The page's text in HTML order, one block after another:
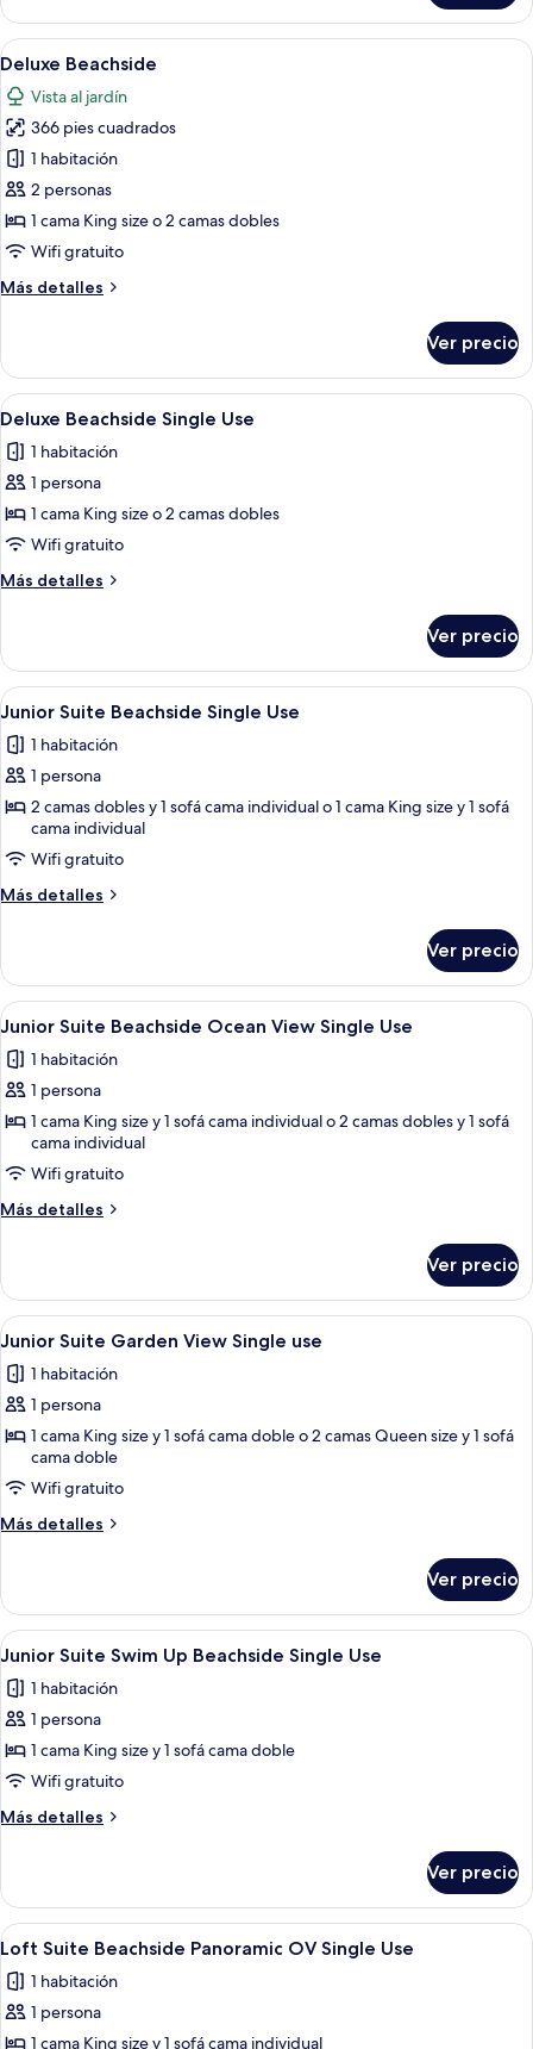
Suite
Beachside
Panoramic
Abrir
todas
las
fotos
de
Deluxe
Beachside
Habitación de hotel con dos camas,
5
Deluxe Beachside
Vista al jardín
366 pies cuadrados
1 habitación
2 personas
1 cama King size o 2 camas dobles
Wifi gratuito
Más detalles
Más
Beachside
Ver precio
Abrir
todas
las
fotos
de
Deluxe
Beachside
Single
Habitación de hotel con dos camas,
5
Deluxe Beachside Single Use
1 habitación
1 persona
1 cama King size o 2 camas dobles
Wifi gratuito
Más detalles
Más
Beachside
Single
Use
Ver precio
Abrir
todas
las
fotos
de
Junior
Suite
Beachside
Habitación de hotel moderna con
5
Junior Suite Beachside Single Use
1 habitación
1 persona
2 camas dobles y 1 sofá cama individual o 1 cama King size y 1 sofá
cama individual
Wifi gratuito
Más detalles
Más
Suite
Beachside
Single
Ver precio
Abrir
todas
las
fotos
de
Junior
Suite
Beachside
Single
Use
Una habitación de hotel con sofá,
6
Junior Suite Beachside Ocean View Single Use
1 habitación
1 persona
1 cama King size y 1 sofá cama individual o 2 camas dobles y 1 sofá
cama individual
Wifi gratuito
Más detalles
Más
Suite
Beachside
Ocean
Single
Use
Ver precio
Abrir
todas
las
fotos
de
Junior
Suite
Garden
use
Una habitación de hotel con sofá,
5
Junior Suite Garden View Single use
1 habitación
1 persona
1 cama King size y 1 sofá cama doble o 2 camas Queen size y 1 sofá
cama doble
Wifi gratuito
Más detalles
Más
Suite
Garden
View
use
Ver precio
Abrir
todas
las
fotos
de
Junior
Suite
Swim
Beachside
Single
Use
Un área de piscina con cubierta de
5
Junior Suite Swim Up Beachside Single Use
1 habitación
1 persona
1 cama King size y 1 sofá cama doble
Wifi gratuito
Más detalles
Más
Suite
Swim
Up
Single
Use
Ver precio
Abrir
todas
las
fotos
Una habitación de hotel moderna
7
Loft Suite Beachside Panoramic OV Single Use
1 habitación
1 persona
1 cama King size y 1 sofá cama individual